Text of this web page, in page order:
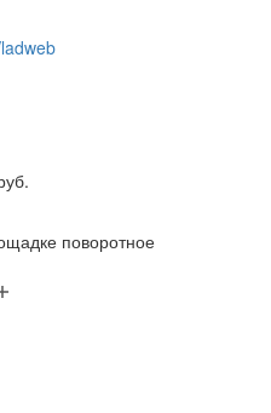
поворотное